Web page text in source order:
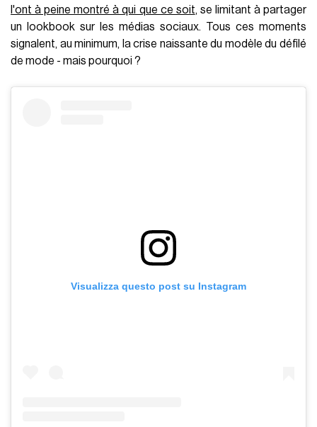
l'ont à peine montré à qui que ce soit, se limitant à partager
un lookbook sur les médias sociaux. Tous ces moments
signalent, au minimum, la crise naissante du modèle du défilé
de mode - mais pourquoi ?
Visualizza questo post su Instagram